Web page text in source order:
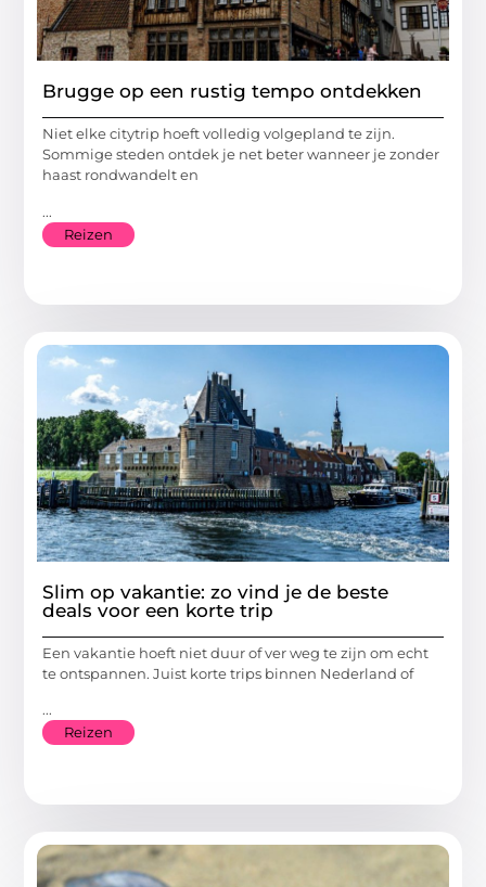
Brugge op een rustig tempo ontdekken
Niet elke citytrip hoeft volledig volgepland te zijn.
Sommige steden ontdek je net beter wanneer je zonder
haast rondwandelt en
...
Reizen
Slim op vakantie: zo vind je de beste
deals voor een korte trip
Een vakantie hoeft niet duur of ver weg te zijn om echt
te ontspannen. Juist korte trips binnen Nederland of
...
Reizen